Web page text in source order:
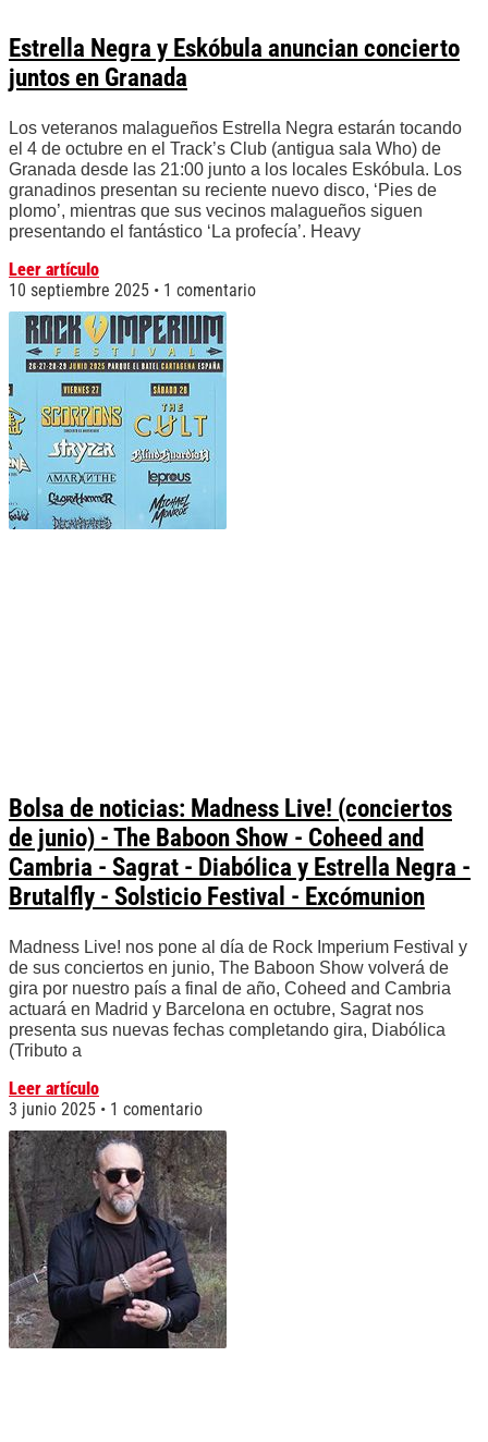
Estrella Negra y Eskóbula anuncian concierto
juntos en Granada
Los veteranos malagueños Estrella Negra estarán tocando
el 4 de octubre en el Track’s Club (antigua sala Who) de
Granada desde las 21:00 junto a los locales Eskóbula. Los
granadinos presentan su reciente nuevo disco, ‘Pies de
plomo’, mientras que sus vecinos malagueños siguen
presentando el fantástico ‘La profecía’. Heavy
Leer artículo
10 septiembre 2025
1 comentario
Bolsa de noticias: Madness Live! (conciertos
de junio) - The Baboon Show - Coheed and
Cambria - Sagrat - Diabólica y Estrella Negra -
Brutalfly - Solsticio Festival - Excómunion
Madness Live! nos pone al día de Rock Imperium Festival y
de sus conciertos en junio, The Baboon Show volverá de
gira por nuestro país a final de año, Coheed and Cambria
actuará en Madrid y Barcelona en octubre, Sagrat nos
presenta sus nuevas fechas completando gira, Diabólica
(Tributo a
Leer artículo
3 junio 2025
1 comentario